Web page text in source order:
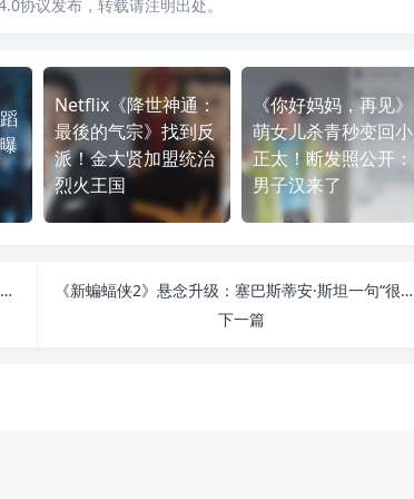
协议发布，转载请注明出处。
Netflix《降世神通：
最後的气宗》找到反
派！金大贤加盟统治
烈火王国
《你好妈妈，再见》
萌女儿杀青秒变回小
正太！断发照公开：
男子汉来了
《怪物史莱克5》还没上映，第六部已在筹备？配音演员一句话意外泄密
《新蝙蝠侠2》悬念升级：塞巴斯蒂安·斯坦一句“很多角色”，真要化身双面人？
下一篇